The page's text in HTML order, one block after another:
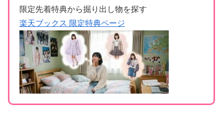
限定先着特典から掘り出し物を探す
楽天ブックス 限定特典ページ